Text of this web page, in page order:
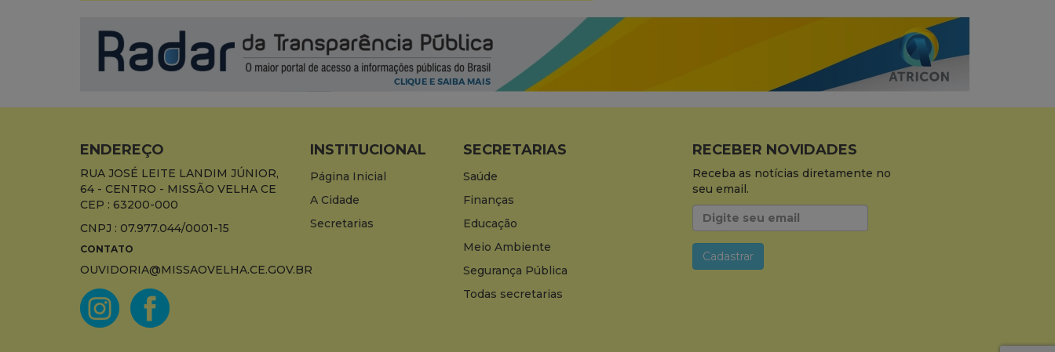
ENDEREÇO
RUA JOSÉ LEITE LANDIM JÚNIOR,
64 - CENTRO - MISSÃO VELHA CE
CEP : 63200-000
CNPJ : 07.977.044/0001-15
CONTATO
OUVIDORIA@MISSAOVELHA.CE.GOV.BR
INSTITUCIONAL
Página Inicial
A Cidade
Secretarias
SECRETARIAS
Saúde
Finanças
Educação
Meio Ambiente
Segurança Pública
Todas secretarias
RECEBER NOVIDADES
Receba as notícias diretamente no
seu email.